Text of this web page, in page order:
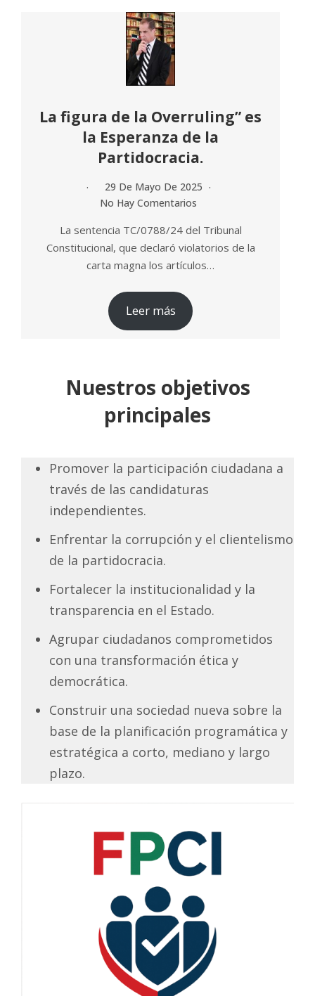
La figura de la Overruling” es
la Esperanza de la
Partidocracia.
29 De Mayo De 2025
No Hay Comentarios
La sentencia TC/0788/24 del Tribunal
Constitucional, que declaró violatorios de la
carta magna los artículos…
Leer más
Nuestros objetivos
principales
Promover la participación ciudadana a
través de las candidaturas
independientes.
Enfrentar la corrupción y el clientelismo
de la partidocracia.
Fortalecer la institucionalidad y la
transparencia en el Estado.
Agrupar ciudadanos comprometidos
con una transformación ética y
democrática.
Construir una sociedad nueva sobre la
base de la planificación programática y
estratégica a corto, mediano y largo
plazo.